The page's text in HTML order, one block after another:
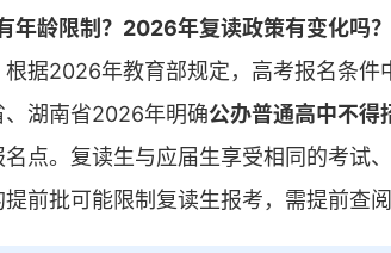
年龄限制？2026年复读政策有变化吗？
据2026年教育部规定，高考报名条件
湖南省2026年明确公办普通高中不得
点。复读生与应届生享受相同的考试
前批可能限制复读生报考，需提前查